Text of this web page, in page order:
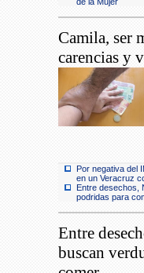
Camila, ser
carencias y
Por negativa del
en un Veracruz
Entre desechos,
podridas para
Entre
buscan